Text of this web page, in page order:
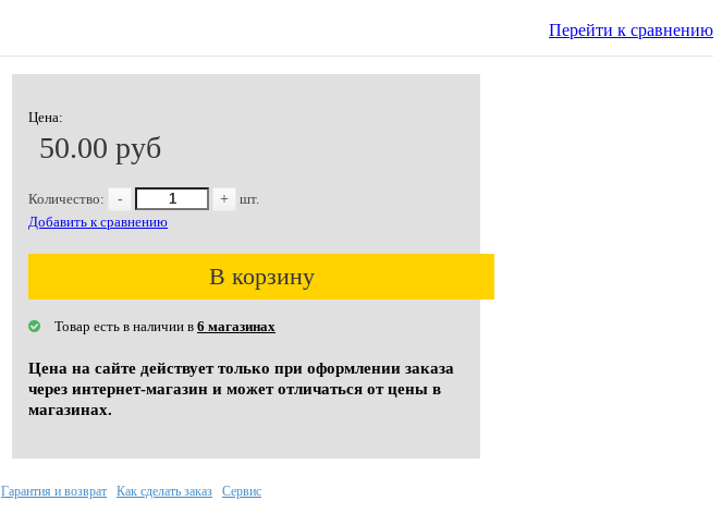
Перейти к сравнению
Цена:
50.00 руб
Количество: - +
шт.
Добавить к сравнению
В корзину
Товар есть в наличии в 6 магазинах
Цена на сайте действует только при оформлении заказа
через интернет-магазин и может отличаться от цены в
магазинах.
Гарантия и возврат Как сделать заказ Сервис